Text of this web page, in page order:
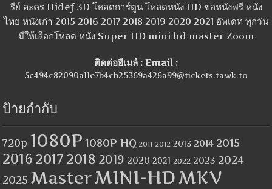
รีย์ ละคร Hidef 3D โหลดการ์ตูน โหลดหนัง HD ขอหนังฟรี หนัง
ไทย หนังเก่า 2015 2016 2017 2018 2019 2020 2021 อัพเดท ทุกวัน
มีให้เลือกโหลด หนัง Super HD mini hd master Zoom
ติดต่ออีเมล์ : Email :
5c494c82090a11e7b4cb25369a426a99@tickets.tawk.to
ป้ายกำกับ
720p 1080P 1080P HQ 2011 2012 2013 2014 2015
2016 2017 2018 2019 2020 2021 2022 2023 2024
2025 MasterMINI-HDMKV